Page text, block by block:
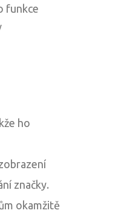
funkce
ho
značky.
okamžitě